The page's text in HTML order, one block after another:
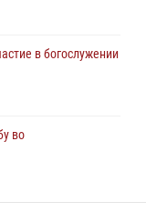
в ведомстве
в богослужении
во